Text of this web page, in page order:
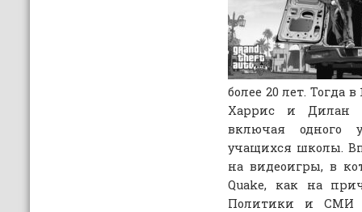
более 20 лет. Тогда
Харрис и Дилан
включая одного
учащихся школы.
на видеоигры, в
Quake, как на
Политики и СМИ